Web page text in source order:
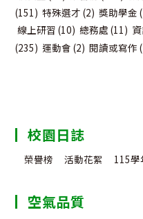
(151) 特殊選才 (2) 獎助學金
線上研習 (10) 總務處 (11)
(235) 運動會 (2) 閱讀或寫作
校園日誌
榮譽榜 活動花絮 115學
空氣品質